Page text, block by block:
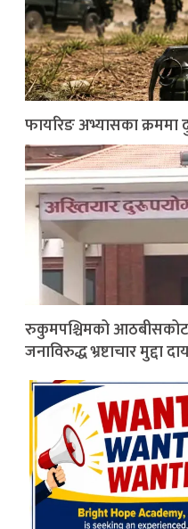
फायरिङ अभ्यासका क्रममा
रुकुमपश्चिमको
जनाविरुद्ध भ्रष्टाचार मुद्दा